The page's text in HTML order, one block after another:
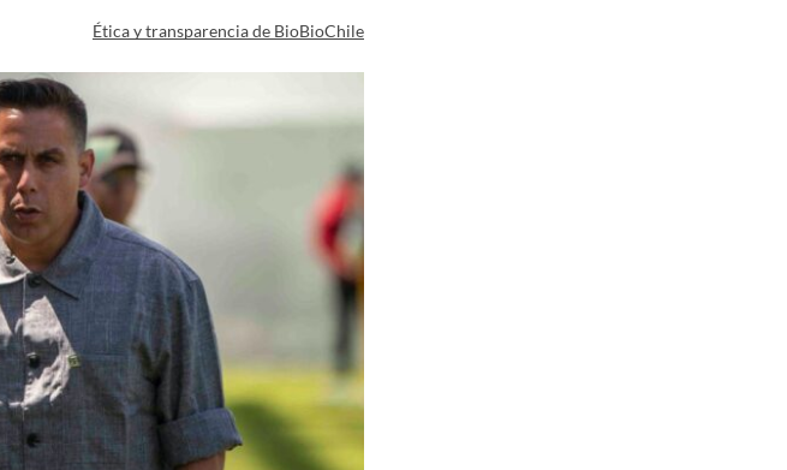
Ética y transparencia de BioBioChile